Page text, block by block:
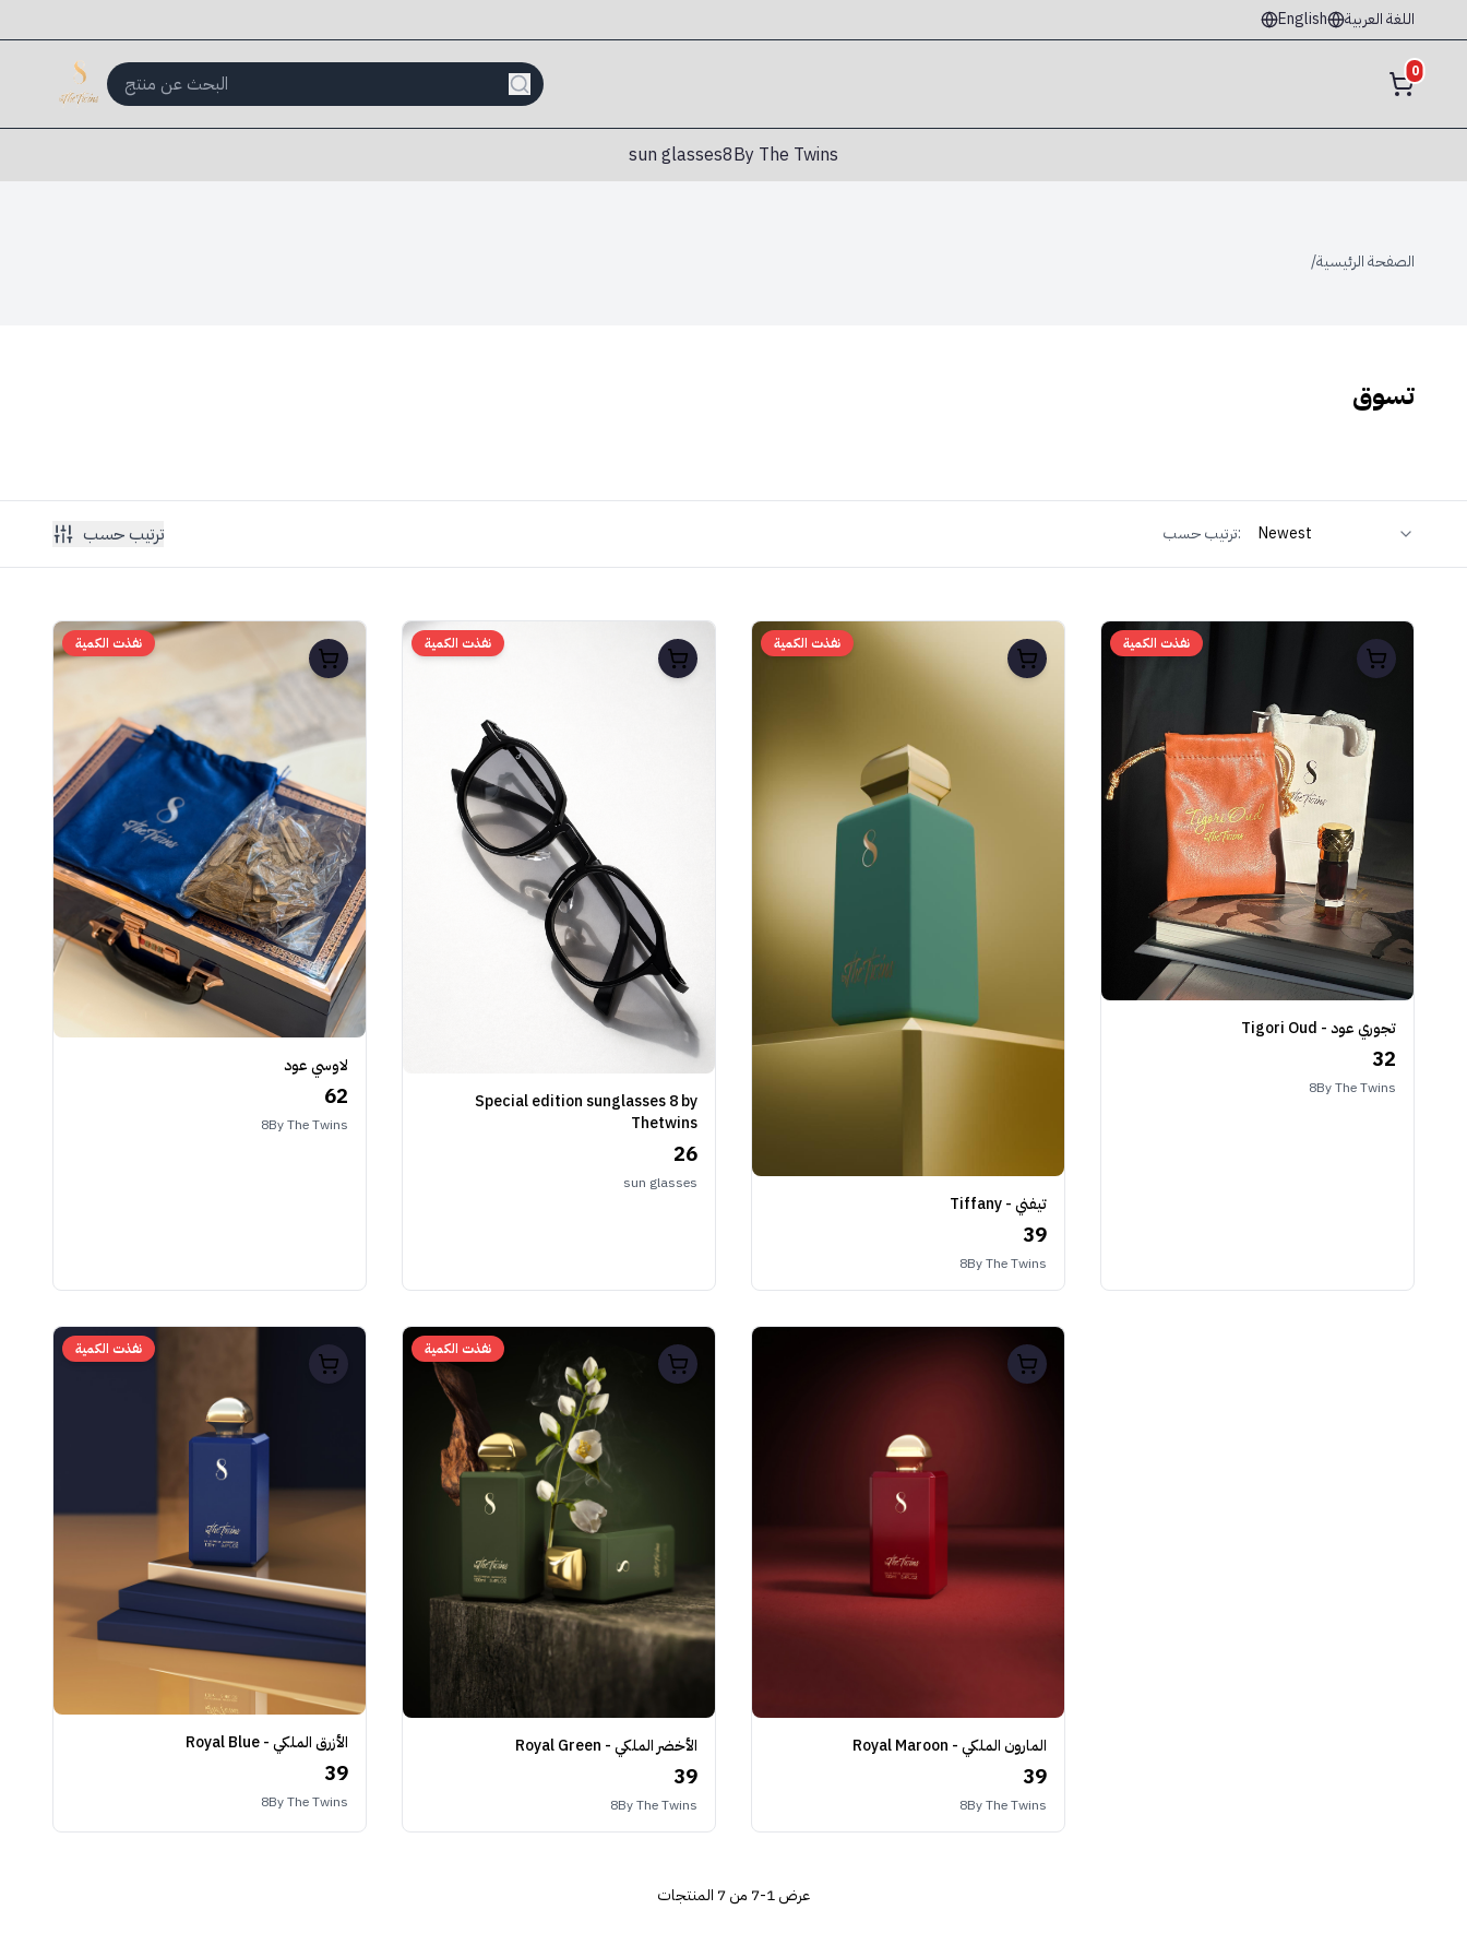
English اللغة العربية
0
8By The Twins
sun glasses
الصفحة الرئيسية/
تسوق
ترتيب حسب ترتيب حسب:
نفذت الكمية
لاوسي عود
62
8By The Twins
نفذت الكمية
Special edition sunglasses 8 by
Thetwins
26
sun glasses
نفذت الكمية
تيفني - Tiffany
39
8By The Twins
نفذت الكمية
تجوري عود - Tigori Oud
32
8By The Twins
نفذت الكمية
الأزرق الملكي - Royal Blue
39
8By The Twins
نفذت الكمية
الأخضر الملكي - Royal Green
39
8By The Twins
المارون الملكي - Royal Maroon
39
8By The Twins
عرض1-7 من 7 المنتجات